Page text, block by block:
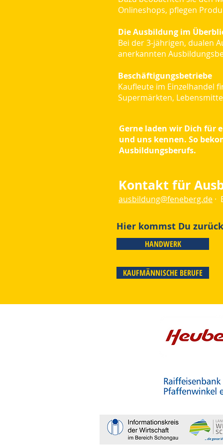
Onlineshops, pflegen
Die Ausbildung im
Bei der 3-jährigen, dualen
anerkannten
Beschäftigungsbetriebe
Kaufleute im Einzelhandel
Supermärkten,
Gerne laden wir Dich für
und uns kennen. So
Ausbildungsberufs.
Kontakt für
ausbildung@feneberg.de ·
Hier kommst Du
HANDWERK
KAUFMÄNNISCHE BERUFE